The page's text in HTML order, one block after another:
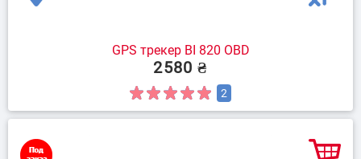
GPS трекер BI 820 OBD
2580 ₴
2